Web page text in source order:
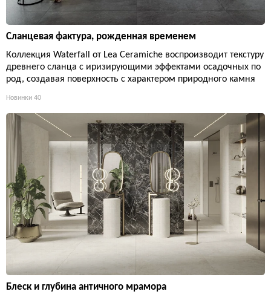
Сланцевая фактура, рожденная временем
Коллекция Waterfall от Lea Ceramiche воспроизводит текстуру
древнего сланца с иризирующими эффектами осадочных по
род, создавая поверхность с характером природного камня
Новинки 40
Блеск и глубина античного мрамора